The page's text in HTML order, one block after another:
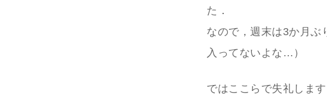
た．
なので，週末は3か月ぶ
入ってないよな…）
ではここらで失礼します